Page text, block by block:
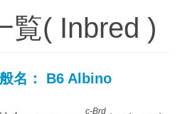
覧( Inbred )
名： B6 Albino
c-Brd